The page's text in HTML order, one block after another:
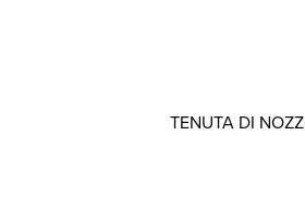
TENUTA DI